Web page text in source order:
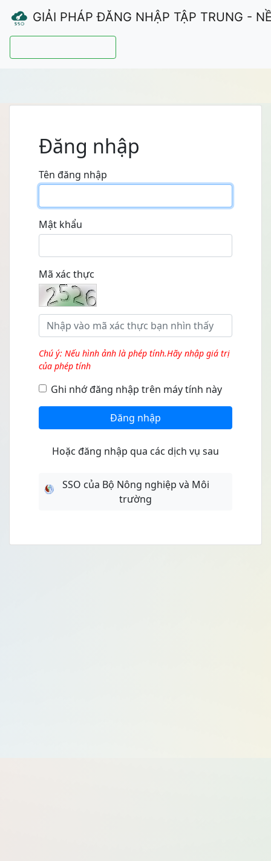
GIẢI PHÁP ĐĂNG NHẬP TẬP TRUNG -
Đăng nhập
Tên đăng nhập
Mật khẩu
Mã xác thực
Chú ý: Nếu hình ảnh là phép tính.Hãy nhập giá trị
của phép tính
Ghi nhớ đăng nhập trên máy tính này
Đăng nhập
Hoặc đăng nhập qua các dịch vụ sau
SSO của Bộ Nông nghiệp và Môi
trường